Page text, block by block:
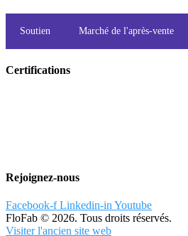
Soutien Marché de l'après-vente
Certifications
Rejoignez-nous
Facebook-f Linkedin-in Youtube
FloFab © 2026. Tous droits réservés.
Visiter l'ancien site web